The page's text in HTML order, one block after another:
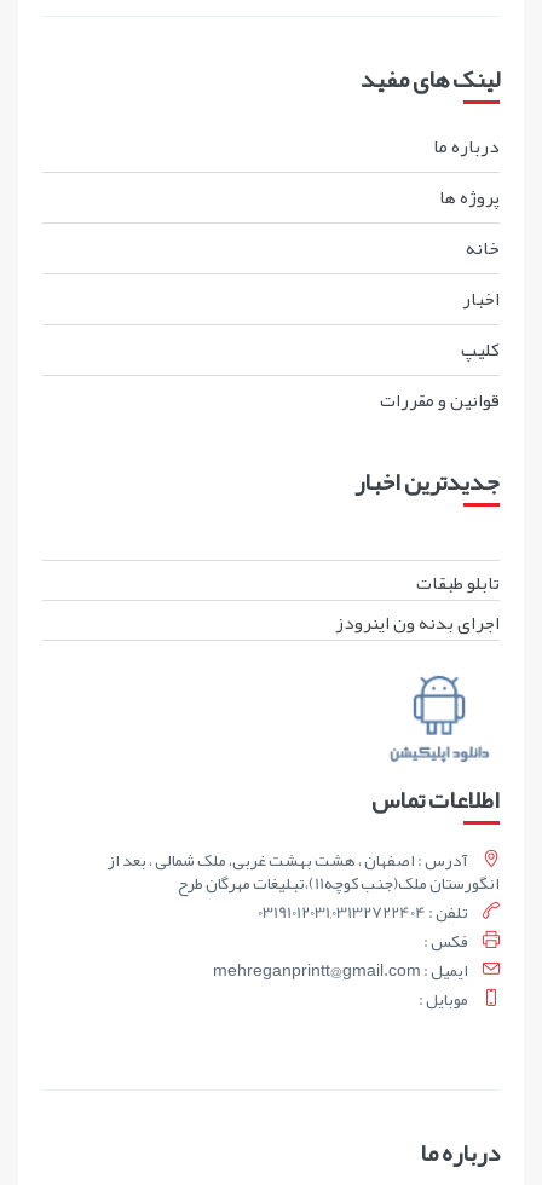
لینک های مفید
درباره ما
پروژه ها
خانه
اخبار
کليپ
قوانين و مقررات
جدیدترین اخبار
تابلو طبقات
اجرای بدنه ون اینرودز
اطلاعات تماس
آدرس : اصفهان ، هشت بهشت غربی، ملک شمالی ، بعد از
انگورستان ملک(جنب کوچه11)،تبلیغات مهرگان طرح
تلفن : 03191012031,03132722404
فکس :
ايميل : mehreganprintt@gmail.com
موبايل :
درباره ما